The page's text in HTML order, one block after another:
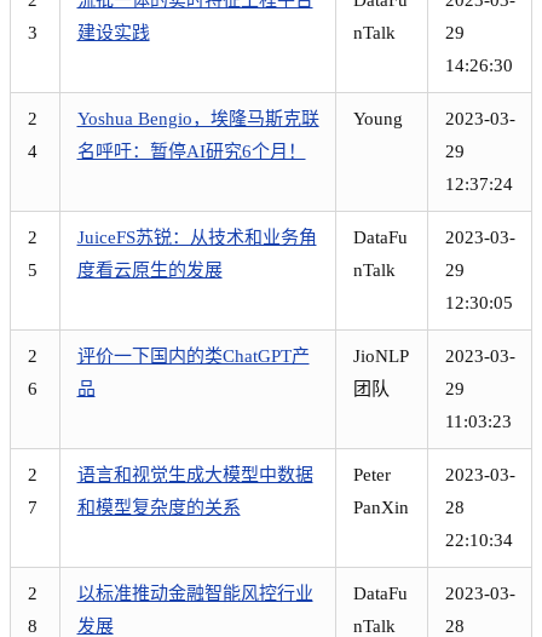
3
建设实践
nTalk
29
14:26:30
2
4
Yoshua Bengio，埃隆马斯克联
名呼吁：暂停AI研究6个月！
Young
2023-03-
29
12:37:24
2
5
JuiceFS苏锐：从技术和业务角
度看云原生的发展
DataFu
nTalk
2023-03-
29
12:30:05
2
6
评价一下国内的类ChatGPT产
品
JioNLP
团队
2023-03-
29
11:03:23
2
7
语言和视觉生成大模型中数据
和模型复杂度的关系
Peter
PanXin
2023-03-
28
22:10:34
2
8
以标准推动金融智能风控行业
发展
DataFu
nTalk
2023-03-
28